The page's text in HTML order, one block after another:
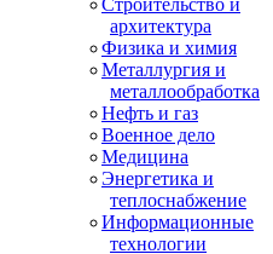
Строительство и
архитектура
Физика и химия
Металлургия и
металлообработка
Нефть и газ
Военное дело
Медицина
Энергетика и
теплоснабжение
Информационные
технологии